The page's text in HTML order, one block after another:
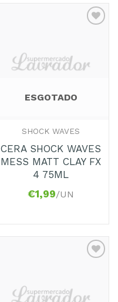
Favoritos
ESGOTADO
SHOCK WAVES
CERA SHOCK WAVES
MESS MATT CLAY FX
4 75ML
€1,99/UN
Favoritos